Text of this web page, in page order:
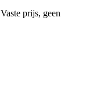
prijs, geen